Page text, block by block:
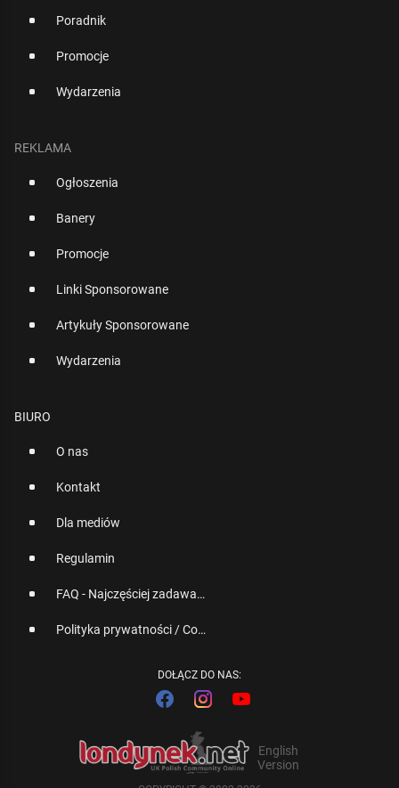
Poradnik
Promocje
Wydarzenia
REKLAMA
Ogłoszenia
Banery
Promocje
Linki Sponsorowane
Artykuły Sponsorowane
Wydarzenia
BIURO
O nas
Kontakt
Dla mediów
Regulamin
FAQ - Najczęściej zadawane pytania
Polityka prywatności / Cookies
DOŁĄCZ DO NAS:
English
Version